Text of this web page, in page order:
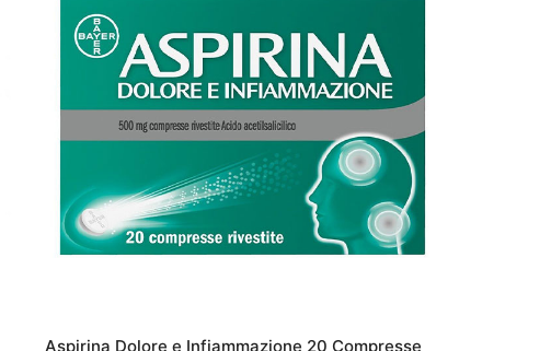
Aspirina Dolore e Infiammazione 20 Compresse